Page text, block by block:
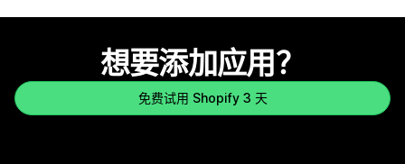
想要添加应用？
免费试用 Shopify 3 天